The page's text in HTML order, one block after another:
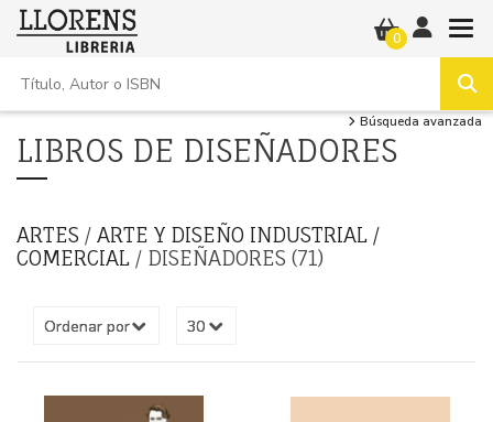
Búsqueda avanzada
0
LIBROS DE DISEÑADORES
ARTES / ARTE Y DISEÑO INDUSTRIAL /
COMERCIAL / DISEÑADORES (71)